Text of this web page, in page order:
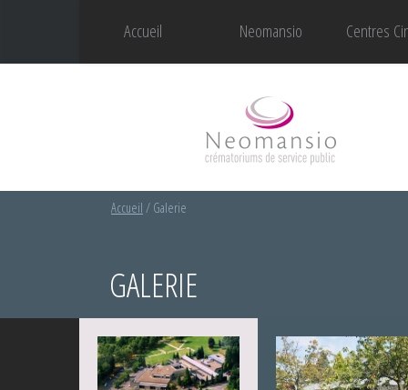
Accueil Neomansio Centres
Accueil / Galerie
GALERIE